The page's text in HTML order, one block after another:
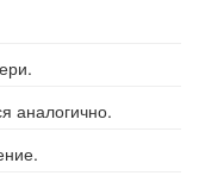
аналогично.